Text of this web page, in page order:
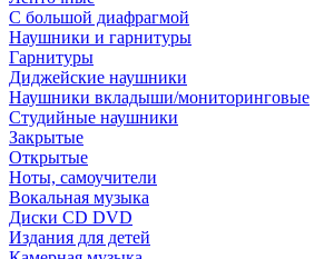
С большой диафрагмой
Наушники и гарнитуры
Гарнитуры
Диджейские наушники
Наушники вкладыши/мониторинговые
Студийные наушники
Закрытые
Открытые
Ноты, самоучители
Вокальная музыка
Диски CD DVD
Издания для детей